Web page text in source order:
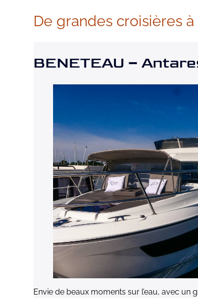
De grandes croisières
BENETEAU –
Envie de beaux moments sur l’eau, avec un